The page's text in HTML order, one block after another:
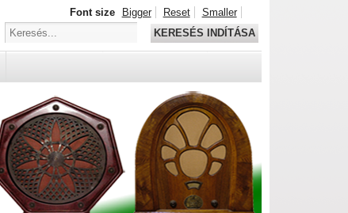
Font size Bigger Reset
Smaller
KERESÉS INDÍTÁSA